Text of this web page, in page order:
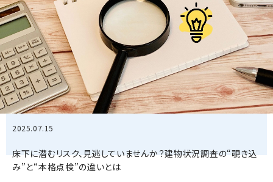
2025.07.15
床下に潜むリスク、見逃していませんか？建物状況調査の“覗き込
み”と“本格点検”の違いとは